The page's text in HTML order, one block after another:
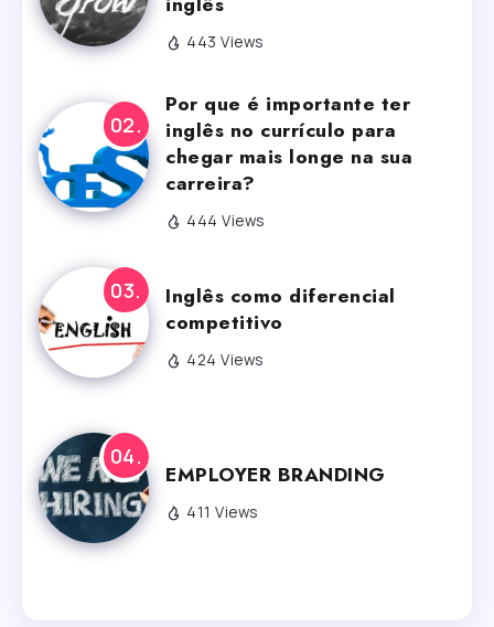
443 Views
Por que é importante ter
inglês no currículo para
chegar mais longe na sua
carreira?
444 Views
Inglês como diferencial
competitivo
424 Views
EMPLOYER BRANDING
411 Views